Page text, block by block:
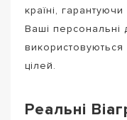
країні,
Ваші персональні
цілей.
Реальні